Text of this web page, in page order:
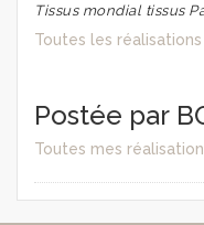
Tissus mondial tissus
Toutes les réalisations
Postée par
Toutes mes